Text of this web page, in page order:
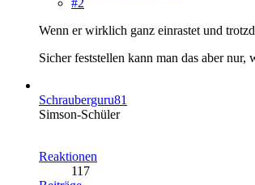
Wenn er wirklich ganz einrastet und
Sicher feststellen kann man das aber
Schrauberguru81
Simson-Schüler
Reaktionen
117